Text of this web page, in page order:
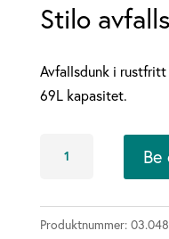
Stilo
Avfallsdunk i
69L kapasitet.
antall
Produktnummer: